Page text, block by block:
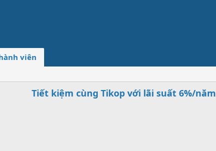
viên
Tiết kiệm cùng Tikop với lãi suất 6%/năm